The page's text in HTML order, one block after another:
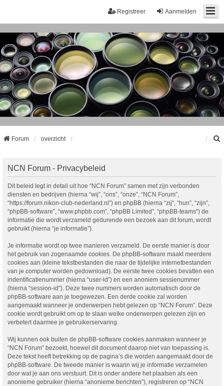
Aanmelden
Registreer
Forum overzicht
NCN Forum - Privacybeleid
Dit beleid legt in detail uit hoe “NCN Forum” samen met zijn verbonden
diensten en bedrijven (hierna “wij”, “ons”, “onze”, “NCN Forum”,
“https://forum.nikon-club-nederland.nl”) en phpBB (hierna “zij”, “hun”, “zijn”,
“phpBB-software”, “www.phpbb.com”, “phpBB Limited”, “phpBB-teams”) de
informatie die wordt verzameld gedurende een bezoek aan dit forum, wordt
gebruikt (hierna “je informatie”).
Je informatie wordt op twee manieren verzameld. De eerste manier is door
het gebruik van zogenaamde cookies. De phpBB-software maakt meerdere
cookies aan (kleine tekstbestanden die naar de tijdelijke internetbestanden
van je computer worden gedownload). De eerste twee cookies bevatten een
indentificatienummer (hierna “user-id”) en een anoniem sessienummer
(hierna “session-id”). Deze twee nummers worden automatisch door de
phpBB-software aan je toegewezen. Een derde cookie zal worden
aangemaakt wanneer je onderwerpen hebt gelezen op “NCN Forum”. Deze
cookie wordt gebruikt om op te slaan welke onderwerpen gelezen zijn en
verbetert daarmee je gebruikerservaring.
Wij kunnen ook buiten de phpBB-software cookies aanmaken wanneer je
“NCN Forum” bezoekt, hoewel dit document daarop niet van toepassing is.
Deze tekst heeft betrekking op de pagina’s die worden aangemaakt door de
phpBB-software. De tweede manier is waarin wij je informatie verzamelen
door wat je aan ons verstuurt. Dit is onder andere het plaatsen als een
anonieme gebruiker (hierna “anonieme berichten”), registreren op “NCN